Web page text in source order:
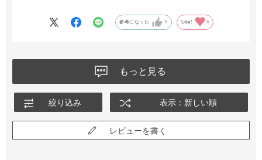
参考になった 5 Like! 6
もっと見る
絞り込み 表示：新しい順
レビューを書く